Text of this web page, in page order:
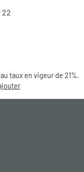
22
taux en vigeur de 21%.